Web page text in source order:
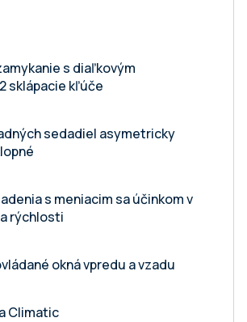
s diaľkovým
sklápacie kľúče
sedadiel asymetricky
s meniacim sa účinkom v
rýchlosti
okná vpredu a vzadu
Climatic